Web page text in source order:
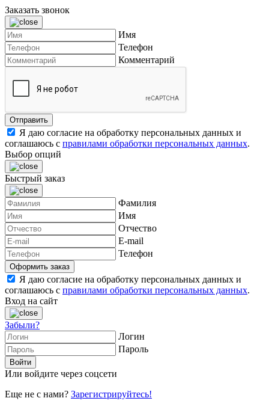
Заказать звонок
Имя
Телефон
Комментарий
Я даю согласие на обработку персональных данных и
соглашаюсь с правилами обработки персональных данных.
Выбор опций
Быстрый заказ
Фамилия
Имя
Отчество
E-mail
Телефон
Я даю согласие на обработку персональных данных и
соглашаюсь с правилами обработки персональных данных.
Вход на сайт
Забыли?
Логин
Пароль
Или войдите через соцсети
Еще не с нами? Зарегистрируйтесь!